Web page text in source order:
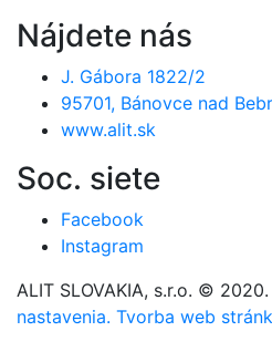
Nájdete nás
J. Gábora 1822/2
95701, Bánovce nad
www.alit.sk
Soc. siete
Facebook
Instagram
ALIT SLOVAKIA, s.r.o. © 2020.
nastavenia. Tvorba web